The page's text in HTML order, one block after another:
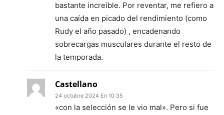
bastante increíble. Por reventar, me refiero a
una caída en picado del rendimiento (como
Rudy el año pasado) , encadenando
sobrecargas musculares durante el resto de
la temporada.
Castellano
24 octubre 2024 En 10:35
«con la selección se le vio mal». Pero si fue